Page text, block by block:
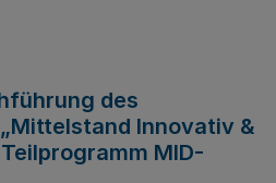
des
Innovativ &
MID-